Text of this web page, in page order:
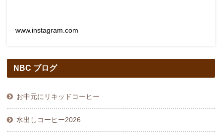
www.instagram.com
NBC ブログ
お中元にリキッドコーヒー
水出しコーヒー2026